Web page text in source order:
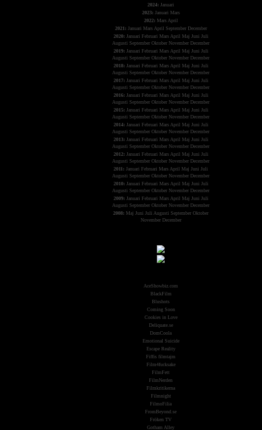
2024: Januari
2023: Januari Mars
2022: Mars April
2021: Januari Mars April September December
2020: Januari Februari Mars April Maj Juni Juli
Augusti September Oktober November December
2019: Januari Februari Mars April Maj Juni Juli
Augusti September Oktober November December
2018: Januari Februari Mars April Maj Juni Juli
Augusti September Oktober November December
2017: Januari Februari Mars April Maj Juni Juli
Augusti September Oktober November December
2016: Januari Februari Mars April Maj Juni Juli
Augusti September Oktober November December
2015: Januari Februari Mars April Maj Juni Juli
Augusti September Oktober November December
2014: Januari Februari Mars April Maj Juni Juli
Augusti September Oktober November December
2013: Januari Februari Mars April Maj Juni Juli
Augusti September Oktober November December
2012: Januari Februari Mars April Maj Juni Juli
Augusti September Oktober November December
2011: Januari Februari Mars April Maj Juni Juli
Augusti September Oktober November December
2010: Januari Februari Mars April Maj Juni Juli
Augusti September Oktober November December
2009: Januari Februari Mars April Maj Juni Juli
Augusti September Oktober November December
2008: Maj Juni Juli Augusti September Oktober
November December
AceShowbiz.com
BlackFilm
Blushots
Coming Soon
Cookies in Love
Deliquate.se
DomCoola
Emotional Suicide
Escape Reality
Fiffis filmtajm
Film4fucksake
FilmFett
FilmNerden
Filmkritikerna
Filmnight
FilmoFilia
FromBeyond.se
Fröken TV
Gotham Alley